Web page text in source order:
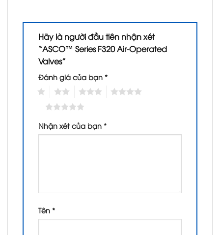
Hãy là người đầu tiên nhận xét
“ASCO™ Series F320 Air-Operated
Valves”
Đánh giá của bạn *
Nhận xét của bạn *
Tên *